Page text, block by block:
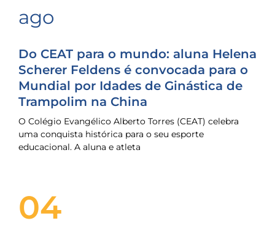
ago
Do CEAT para o mundo: aluna Helena
Scherer Feldens é convocada para o
Mundial por Idades de Ginástica de
Trampolim na China
O Colégio Evangélico Alberto Torres (CEAT) celebra
uma conquista histórica para o seu esporte
educacional. A aluna e atleta
04